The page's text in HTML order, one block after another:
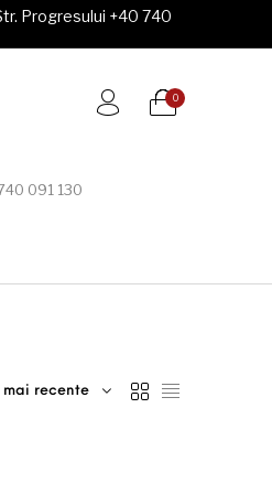
Progresului +40 740
0
091 130
mai recente